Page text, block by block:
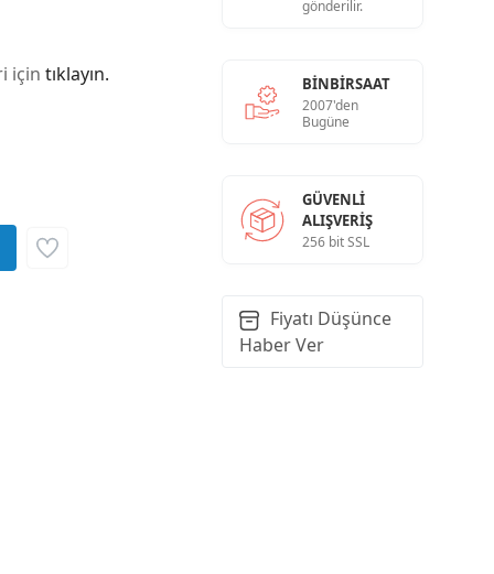
için tıklayın.
gönderilir.
BINBIRSAAT
2007'den
Bugüne
GÜVENLI
ALIŞVERIŞ
256 bit SSL
Fiyatı Düşünce
Haber Ver